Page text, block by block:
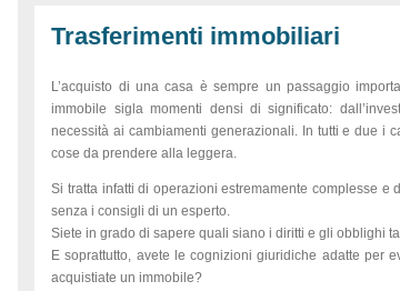
Trasferimenti immobiliari
L’acquisto di una casa è sempre un passaggio
immobile sigla momenti densi di significato:
necessità ai cambiamenti generazionali. In tutti e due i
cose da prendere alla leggera.
Si tratta infatti di operazioni estremamente complesse
senza i consigli di un esperto.
Siete in grado di sapere quali siano i diritti e gli obblighi
E soprattutto, avete le cognizioni giuridiche adatte per
acquistiate un immobile?